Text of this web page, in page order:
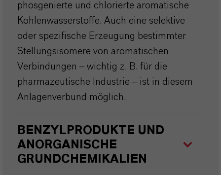
phosgenierte und chlorierte aromatische
Kohlenwasserstoffe. Auch eine selektive
oder spezifische Erzeugung bestimmter
Stellungsisomere von aromatischen
Verbindungen – wichtig z. B. für die
pharmazeutische Industrie – ist in diesem
Anlagenverbund möglich.
BENZYLPRODUKTE UND
ANORGANISCHE
GRUNDCHEMIKALIEN